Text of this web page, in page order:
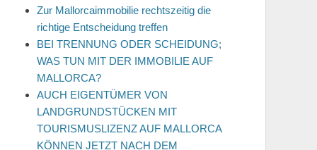
Zur Mallorcaimmobilie rechtszeitig die
richtige Entscheidung treffen
BEI TRENNUNG ODER SCHEIDUNG;
WAS TUN MIT DER IMMOBILIE AUF
MALLORCA?
AUCH EIGENTÜMER VON
LANDGRUNDSTÜCKEN MIT
TOURISMUSLIZENZ AUF MALLORCA
KÖNNEN JETZT NACH DEM